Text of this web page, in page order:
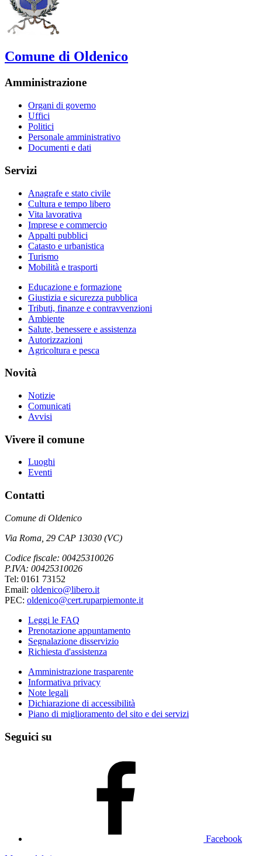
Comune di Oldenico
Amministrazione
Organi di governo
Uffici
Politici
Personale amministrativo
Documenti e dati
Servizi
Anagrafe e stato civile
Cultura e tempo libero
Vita lavorativa
Imprese e commercio
Appalti pubblici
Catasto e urbanistica
Turismo
Mobilità e trasporti
Educazione e formazione
Giustizia e sicurezza pubblica
Tributi, finanze e contravvenzioni
Ambiente
Salute, benessere e assistenza
Autorizzazioni
Agricoltura e pesca
Novità
Notizie
Comunicati
Avvisi
Vivere il comune
Luoghi
Eventi
Contatti
Comune di Oldenico
Via Roma, 29 CAP 13030 (VC)
Codice fiscale: 00425310026
P.IVA: 00425310026
Tel: 0161 73152
Email: oldenico@libero.it
PEC: oldenico@cert.ruparpiemonte.it
Leggi le FAQ
Prenotazione appuntamento
Segnalazione disservizio
Richiesta d'assistenza
Amministrazione trasparente
Informativa privacy
Note legali
Dichiarazione di accessibilità
Piano di miglioramento del sito e dei servizi
Seguici su
Facebook